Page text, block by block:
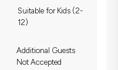
Suitable for Kids (2-
12)
Additional Guests
Not Accepted